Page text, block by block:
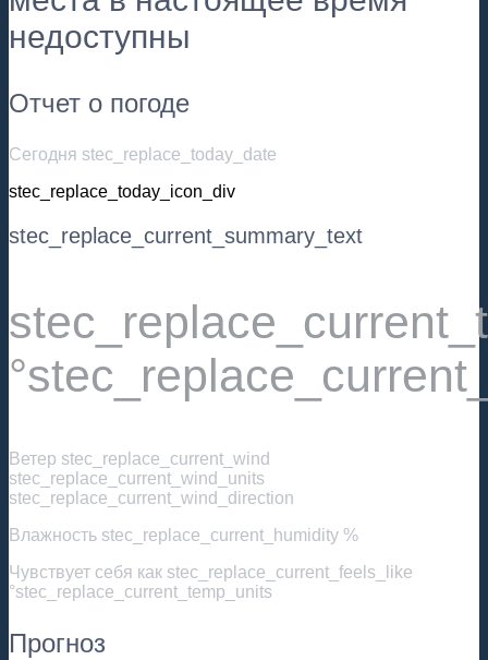
недоступны
Отчет о погоде
Сегодня stec_replace_today_date
stec_replace_today_icon_div
stec_replace_current_summary_text
Ветер stec_replace_current_wind
stec_replace_current_wind_units
stec_replace_current_wind_direction
Влажность stec_replace_current_humidity %
Чувствует себя как stec_replace_current_feels_like
°stec_replace_current_temp_units
Прогноз